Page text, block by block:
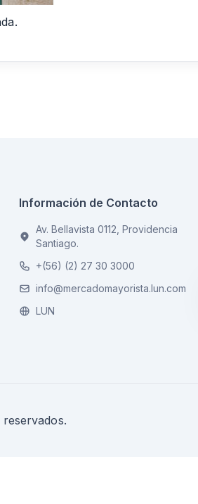
Información de Contacto
Av. Bellavista 0112, Providencia
Santiago.
+(56) (2) 27 30 3000
info@mercadomayorista.lun.com
LUN